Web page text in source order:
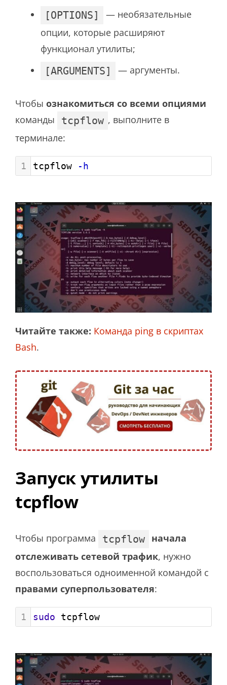
[OPTIONS]
— необязательные
опции, которые расширяют
функционал утилиты;
[ARGUMENTS]
— аргументы.
Чтобы ознакомиться со всеми опциями
команды
tcpflow , выполните в
терминале:
1 tcpflow -h
Читайте также: Команда ping в скриптах
Bash.
Запуск утилиты
tcpflow
Чтобы программа tcpflow начала
отслеживать сетевой трафик, нужно
воспользоваться одноименной командой с
правами суперпользователя:
1 sudo tcpflow